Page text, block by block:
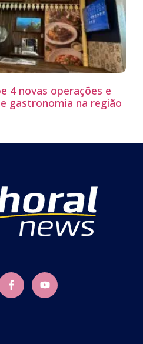
4 novas operações e
gastronomia na região